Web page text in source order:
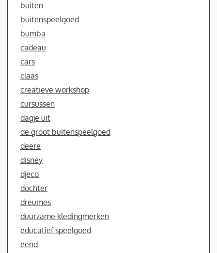
buiten
buitenspeelgoed
bumba
cadeau
cars
claas
creatieve workshop
cursussen
dagje uit
de groot buitenspeelgoed
deere
disney
djeco
dochter
dreumes
duurzame kledingmerken
educatief speelgoed
eend